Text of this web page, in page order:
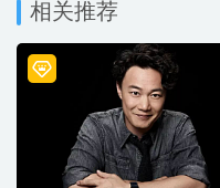
相关推荐